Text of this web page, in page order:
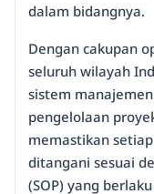
dalam bidangnya.
Dengan cakupan
seluruh wilayah
sistem
pengelolaan
memastikan
ditangani sesuai
(SOP) yang